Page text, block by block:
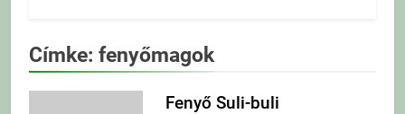
Címke: fenyőmagok
Fenyő Suli-buli